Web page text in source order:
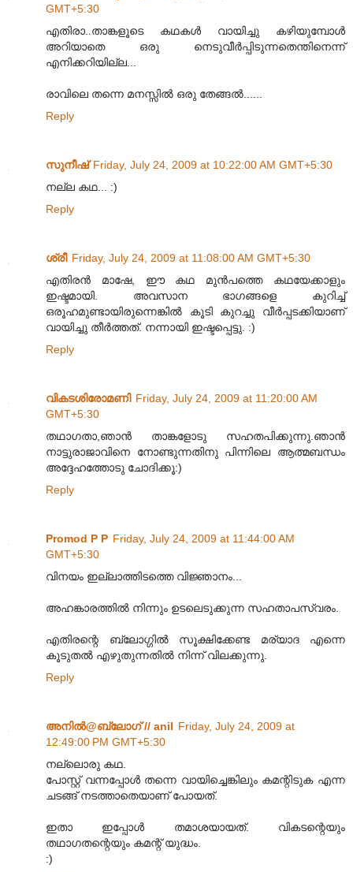
GMT+5:30
എതിരാ..താങ്കളൂടെ കഥകള്‍ വായിച്ചു കഴിയുമ്പോള്‍
അറിയാതെ ഒരു നെടുവീര്‍പ്പിടുന്നതെന്തിനെന്ന്
എനിക്കറിയില്ല...
രാവിലെ തന്നെ മനസ്സില്‍ ഒരു തേങ്ങല്‍......
Reply
സുനീഷ് Friday, July 24, 2009 at 10:22:00 AM GMT+5:30
നല്ല കഥ... :)
Reply
ശ്രീ Friday, July 24, 2009 at 11:08:00 AM GMT+5:30
എതിരന്‍ മാഷേ, ഈ കഥ മുന്‍‌പത്തെ കഥയേക്കാളും
ഇഷ്ടമായി. അവസാന ഭാഗങ്ങളെ കുറിച്ച്
ഒരൂഹമുണ്ടായിരുന്നെങ്കില്‍ കൂടി കുറച്ചു വീര്‍പ്പടക്കിയാണ്
വായിച്ചു തീര്‍ത്തത്. നന്നായി ഇഷ്ടപ്പെട്ടു. :)
Reply
വികടശിരോമണി Friday, July 24, 2009 at 11:20:00 AM
GMT+5:30
തഥാഗതാ,ഞാൻ താങ്കളോടു സഹതപിക്കുന്നു.ഞാൻ
നാട്ടുരാജാവിനെ നോണ്ടുന്നതിനു പിന്നിലെ ആത്മബന്ധം
അദ്ദേഹത്തോടു ചോദിക്കൂ:)
Reply
Promod P P Friday, July 24, 2009 at 11:44:00 AM
GMT+5:30
വിനയം ഇല്ലാത്തിടത്തെ വിജ്ഞാനം...
അഹങ്കാരത്തിൽ നിന്നും ഉടലെടുക്കുന്ന സഹതാപസ്വരം.
എതിരന്റെ ബ്ലോഗ്ഗിൽ സൂക്ഷിക്കേണ്ട മര്യാദ എന്നെ
കൂടുതൽ എഴുതുന്നതിൽ നിന്ന് വിലക്കുന്നു.
Reply
അനില്‍@ബ്ലോഗ് // anil Friday, July 24, 2009 at
12:49:00 PM GMT+5:30
നല്ലൊരു കഥ.
പോസ്റ്റ് വന്നപ്പോള്‍ തന്നെ വായിച്ചെങ്കിലും കമന്റിടുക എന്ന
ചടങ്ങ് നടത്താതെയാണ് പോയത്.
ഇതാ ഇപ്പോള്‍ തമാശയായത്. വികടന്റെയും
തഥാഗതന്റെയും കമന്റ് യുദ്ധം.
:)